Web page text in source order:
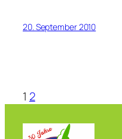
20. September 2010
1 2